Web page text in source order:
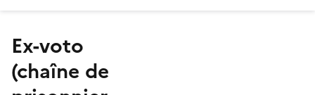
ex-voto
(chaîne de